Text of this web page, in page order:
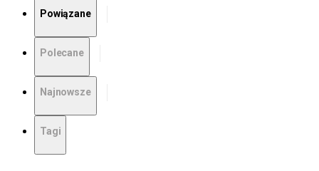
Powiązane
Polecane
Najnowsze
Tagi